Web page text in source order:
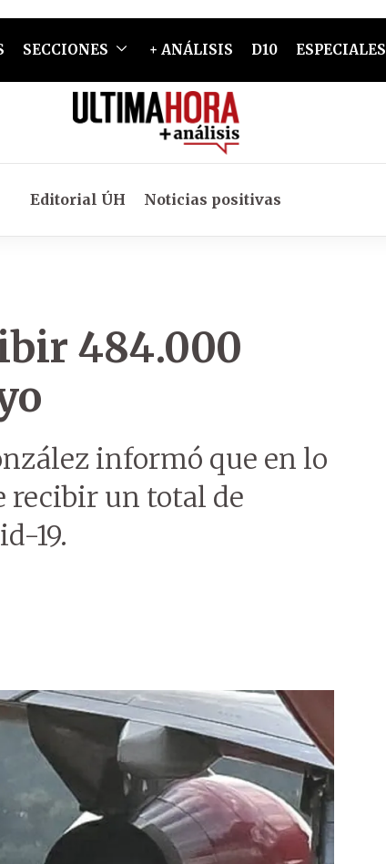
SECCIONES + ANÁLISIS D10 ESPECIALES
Editorial ÚH Noticias positivas
484.000
informó que en lo
recibir un total de
19.